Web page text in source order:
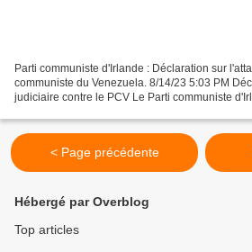
Parti communiste d'Irlande : Déclaration sur
communiste du Venezuela. 8/14/23 5:03 PM
judiciaire contre le PCV Le Parti communiste
< Page précédente
Hébergé par Overblog
Top articles